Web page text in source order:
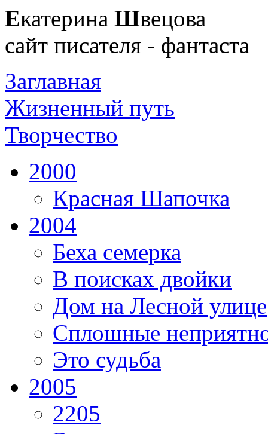
Екатерина Швецова
сайт писателя - фантаста
Заглавная
Жизненный путь
Творчество
2000
Красная Шапочка
2004
Беха семерка
В поисках двойки
Дом на Лесной улице
Сплошные
Это судьба
2005
2205